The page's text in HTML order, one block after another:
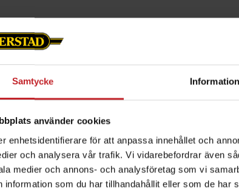
Samtycke Information
använder cookies
enhetsidentifierare för att anpassa innehållet och
och analysera vår trafik. Vi vidarebefordrar även
medier och annons- och analysföretag som vi
information som du har tillhandahållit eller som de har
370 mm såtallrik
Plan
Årsmdell 1991-1993